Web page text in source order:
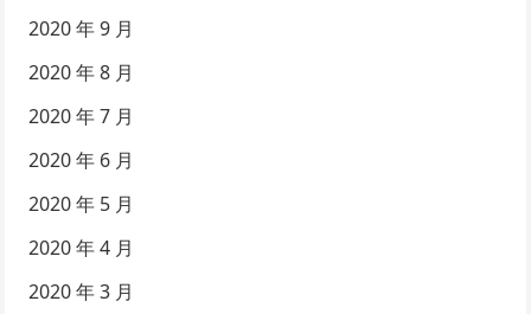
2020 年 9 月
2020 年 8 月
2020 年 7 月
2020 年 6 月
2020 年 5 月
2020 年 4 月
2020 年 3 月